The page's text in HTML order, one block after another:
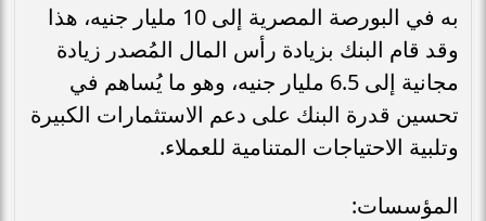
به في البورصة المصرية إلى 10 مليار جنيه، هذا
وقد قام البنك بزيادة رأس المال المُصدر زيادة
مجانية إلى 6.5 مليار جنيه، وهو ما يُساهم في
تحسين قدرة البنك على دعم الاستثمارات الكبيرة
وتلبية الاحتياجات المتنامية للعملاء.
المؤسسات: